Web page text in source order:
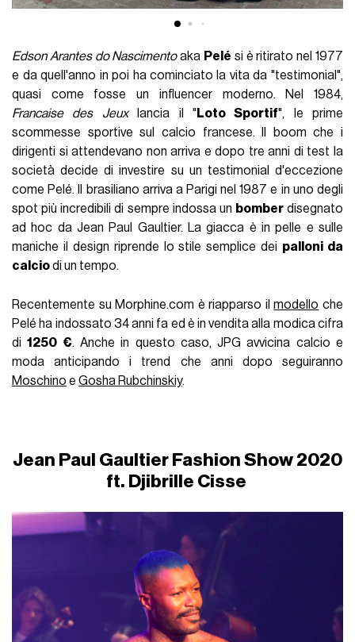
Edson Arantes do Nascimentoaka Pelé si è ritirato nel 1977
e da quell'anno in poi ha cominciato la vita da "testimonial",
quasi come fosse un influencer moderno. Nel 1984,
Francaise des Jeuxlancia il " Loto Sportif", le prime
scommesse sportive sul calcio francese. Il boom che i
dirigenti si attendevano non arriva e dopo tre anni di test la
società decide di investire su un testimonial d'eccezione
come Pelé. Il brasiliano arriva a Parigi nel 1987 e in uno degli
spot più incredibili di sempre indossa un bomberdisegnato
ad hoc da Jean Paul Gaultier. La giacca è in pelle e sulle
maniche il design riprende lo stile semplice dei palloni da
calciodi un tempo.
Recentemente su Morphine.com è riapparso ilmodello che
Pelé ha indossato 34 anni fa ed è in vendita alla modica cifra
di1250 €. Anche in questo caso, JPG avvicina calcio e
moda anticipando i trend che anni dopo seguiranno
Moschino eGosha Rubchinskiy.
Jean Paul Gaultier Fashion Show 2020
ft. Djibrille Cisse